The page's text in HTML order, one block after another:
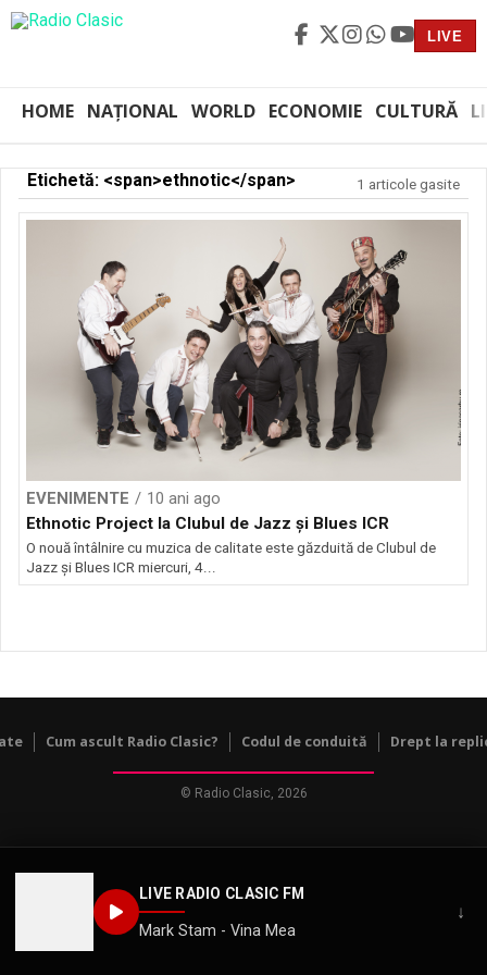
LIVE
HOME NAȚIONAL WORLD ECONOMIE CULTURĂ
LIVE RADIO CLASIC FM
Mark Stam - Vina Mea
↓
Etichetă: <span>ethnotic</span> 1 articole gasite
EVENIMENTE
10 ani ago
Ethnotic Project la Clubul de Jazz și Blues ICR
O nouă întâlnire cu muzica de calitate este găzduită de Clubul de
Jazz şi Blues ICR miercuri, 4...
Cum ascult Radio Clasic? Codul de conduită Drept la
© Radio Clasic, 2026